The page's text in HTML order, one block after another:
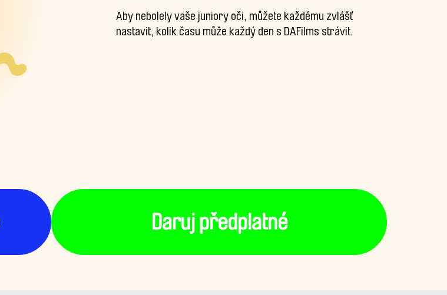
Aby nebolely vaše juniory oči, můžete každému zvlášť
nastavit, kolik času může každý den s DAFilms strávit.
Daruj předplatné